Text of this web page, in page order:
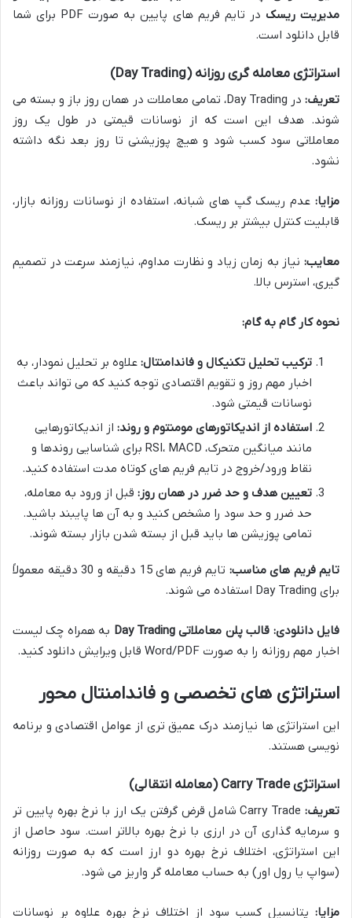
مدیریت ریسک
در تایم فریم های پایین به صورت PDF برای شما
قابل دانلود است.
استراتژی معامله گری روزانه (Day Trading)
تعریف:
در Day Trading، تمامی معاملات در همان روز باز و بسته می
شوند. هدف این است که از نوسانات قیمتی در طول یک روز
معاملاتی سود کسب شود و هیچ پوزیشنی تا روز بعد نگه داشته
نشود.
مزایا: عدم ریسک گپ های شبانه، استفاده از نوسانات روزانه بازار،
قابلیت کنترل بیشتر بر ریسک.
معایب: نیاز به زمان زیاد و نظارت مداوم، نیازمند سرعت در تصمیم
گیری، استرس بالا.
نحوه کار گام به گام:
ترکیب تحلیل تکنیکال و فاندامنتال: علاوه بر تحلیل نمودار، به
اخبار مهم روز و تقویم اقتصادی توجه کنید که می تواند باعث
نوسانات قیمتی شود.
استفاده از اندیکاتورهای مومنتوم و روند: از اندیکاتورهایی
مانند میانگین متحرک، RSI، MACD برای شناسایی روندها و
نقاط ورود/خروج در تایم فریم های کوتاه مدت استفاده کنید.
تعیین هدف و حد ضرر در همان روز: قبل از ورود به معامله،
حد ضرر و حد سود را مشخص کنید و به آن ها پایبند باشید.
تمامی پوزیشن ها باید قبل از بسته شدن بازار بسته شوند.
تایم فریم های مناسب:
تایم فریم های 15 دقیقه و 30 دقیقه معمولاً
برای Day Trading استفاده می شوند.
فایل دانلودی: قالب پلن معاملاتی Day Trading
به همراه چک لیست
اخبار مهم روزانه را به صورت Word/PDF قابل ویرایش دانلود کنید.
استراتژی های تخصصی و فاندامنتال محور
این استراتژی ها نیازمند درک عمیق تری از عوامل اقتصادی و برنامه
نویسی هستند.
استراتژی Carry Trade (معامله انتقالی)
تعریف:
Carry Trade شامل قرض گرفتن یک ارز با نرخ بهره پایین تر
و سرمایه گذاری آن در ارزی با نرخ بهره بالاتر است. سود حاصل از
این استراتژی، اختلاف نرخ بهره دو ارز است که به صورت روزانه
(سواپ یا رول اور) به حساب معامله گر واریز می شود.
مزایا: پتانسیل کسب سود از اختلاف نرخ بهره علاوه بر نوسانات